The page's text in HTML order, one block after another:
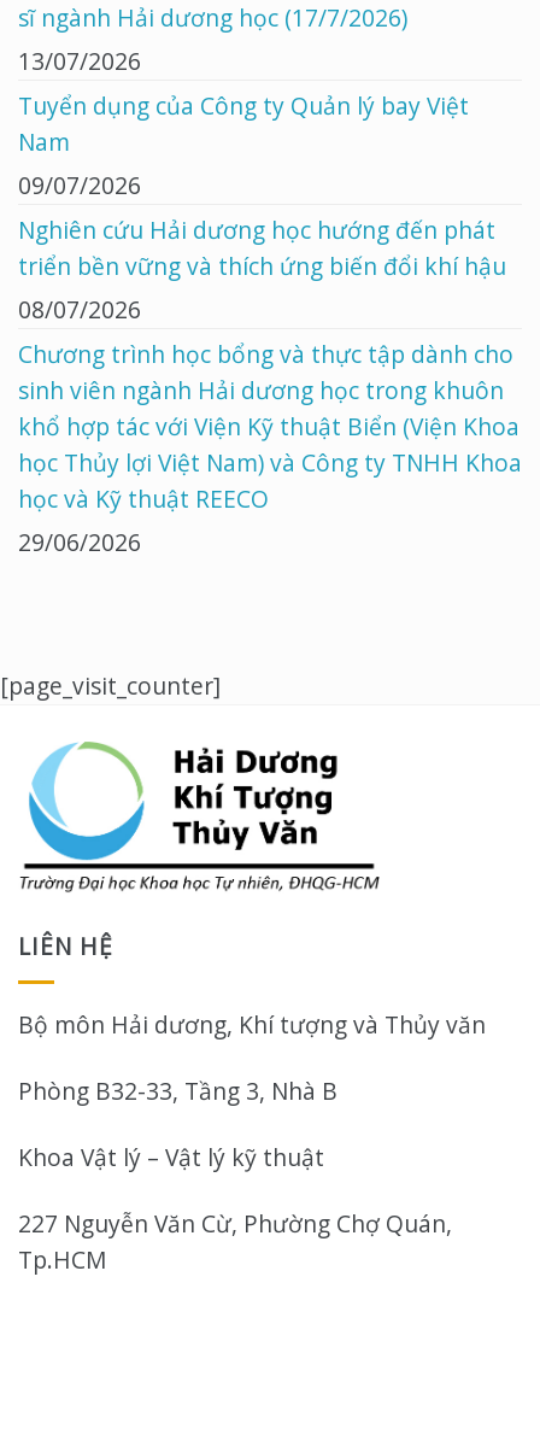
sĩ ngành Hải dương học (17/7/2026)
13/07/2026
Tuyển dụng của Công ty Quản lý bay Việt
Nam
09/07/2026
Nghiên cứu Hải dương học hướng đến phát
triển bền vững và thích ứng biến đổi khí hậu
08/07/2026
Chương trình học bổng và thực tập dành cho
sinh viên ngành Hải dương học trong khuôn
khổ hợp tác với Viện Kỹ thuật Biển (Viện Khoa
học Thủy lợi Việt Nam) và Công ty TNHH Khoa
học và Kỹ thuật REECO
29/06/2026
[page_visit_counter]
LIÊN HỆ
Bộ môn Hải dương, Khí tượng và Thủy văn
Phòng B32-33, Tầng 3, Nhà B
Khoa Vật lý – Vật lý kỹ thuật
227 Nguyễn Văn Cừ, Phường Chợ Quán,
Tp.HCM